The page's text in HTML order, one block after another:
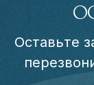
Оставьте